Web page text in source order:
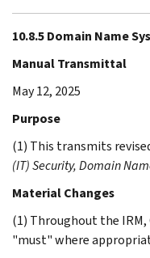
10.8.5 Domain Name
Manual Transmittal
May 12, 2025
Purpose
(1) This transmits
(IT) Security, Domain
Material Changes
(1) Throughout the
"must" where